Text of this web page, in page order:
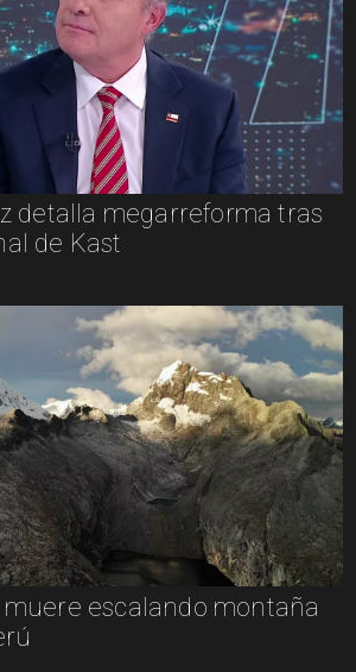
detalla megarreforma tras
de Kast
escalando montaña